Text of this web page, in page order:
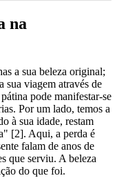
na
a sua beleza original;
sua viagem através de
pátina pode manifestar-se
Por um lado, temos a
à sua idade, restam
[2]. Aqui, a perda é
falam de anos de
que serviu. A beleza
do que foi.